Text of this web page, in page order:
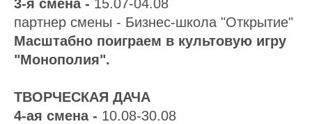
3-я смена - 15.07-04.08
партнер смены - Бизнес-школа "Открытие"
Масштабно поиграем в культовую игру
"Монополия".
ТВОРЧЕСКАЯ ДАЧА
4-ая смена - 10.08-30.08